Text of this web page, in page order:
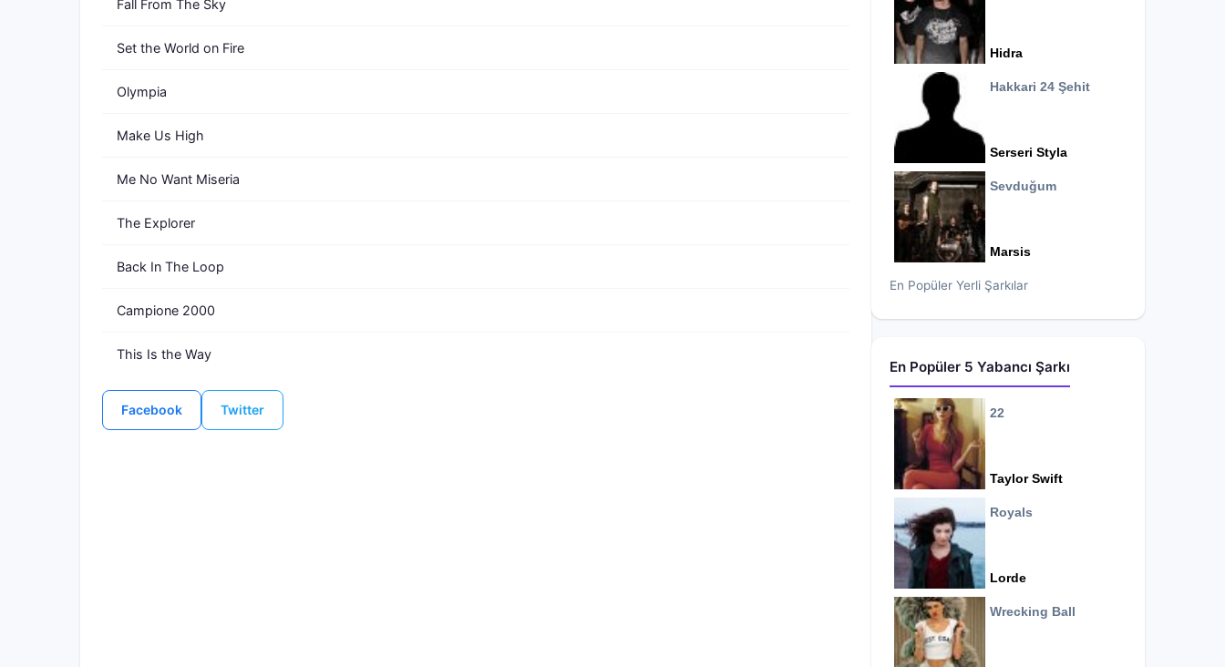
Fall From The Sky
Set the World on Fire
Olympia
Make Us High
Me No Want Miseria
The Explorer
Back In The Loop
Campione 2000
This Is the Way
Facebook Twitter
Hidra
Hakkari 24 Şehit
Serseri Styla
Sevduğum
Marsis
En Popüler Yerli Şarkılar
En Popüler 5 Yabancı Şarkı
22
Taylor Swift
Royals
Lorde
Wrecking Ball